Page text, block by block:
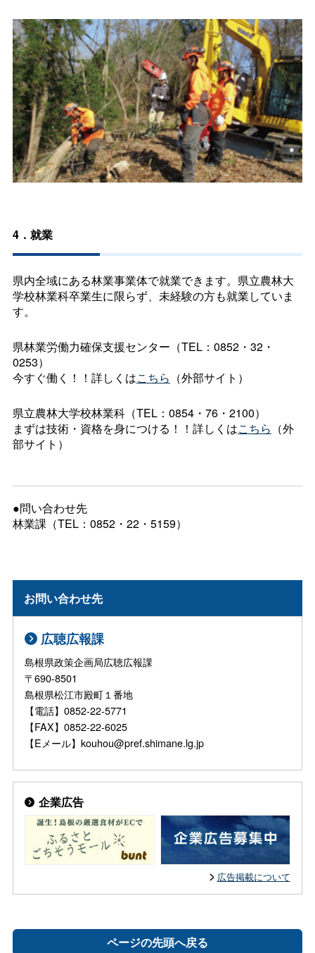
4．就業
県内全域にある林業事業体で就業できます。県立農林大
学校林業科卒業生に限らず、未経験の方も就業していま
す。
県林業労働力確保支援センター（TEL：0852・32・
0253）
今すぐ働く！！詳しくはこちら （外部サイト）
県立農林大学校林業科（TEL：0854・76・2100）
まずは技術・資格を身につける！！詳しくはこちら （外
部サイト）
●問い合わせ先
林業課（TEL：0852・22・5159）
お問い合わせ先
広聴広報課
島根県政策企画局広聴広報課
〒690-8501
島根県松江市殿町１番地
【電話】0852-22-5771
【FAX】0852-22-6025
【Eメール】kouhou@pref.shimane.lg.jp
企業広告
広告掲載について
ページの先頭へ戻る